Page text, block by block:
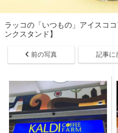
ラッコの「いつもの」アイスコ
ンクスタンド】
前の写真 記事に